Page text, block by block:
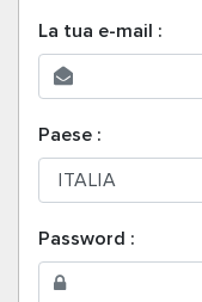
La tua e-mail :
Paese :
Password :